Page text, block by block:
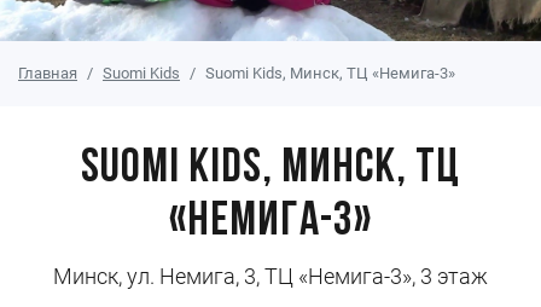
Главная Suomi Kids Suomi Kids, Минск, ТЦ «Немига-3»
Suomi Kids, Минск, ТЦ
«Немига-3»
Минск, ул. Немига, 3, ТЦ «Немига-3», 3 этаж